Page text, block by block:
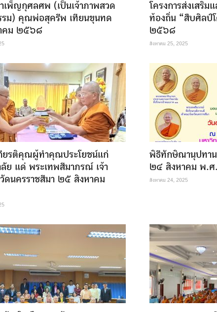
เพ็ญกุศลศพ (เป็นเจ้าภาพสวด
รม) คุณพ่อสุครีพ เทียนขุนทด
คม ๒๕๖๘
โครงการส่งเสริ
ท้องถิ่น “สืบศิลป์
๒๕๖๘
สิงหาคม 25, 2025
กียรติคุณผู้ทำคุณประโยชน์แก่
ย แด่ พระเทพสีมาภรณ์ เจ้า
ดนครราชสีมา ๒๕ สิงหาคม
พิธีทักษิณานุปทาน
๒๔ สิงหาคม พ.
สิงหาคม 24, 2025